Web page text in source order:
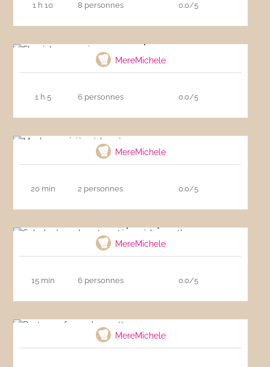
1 h 10 8 personnes 0.0/5
MereMichele
1 h 5 6 personnes 0.0/5
MereMichele
20 min 2 personnes 0.0/5
MereMichele
15 min 6 personnes 0.0/5
MereMichele